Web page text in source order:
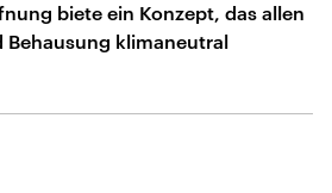
biete ein Konzept, das allen
Behausung klimaneutral